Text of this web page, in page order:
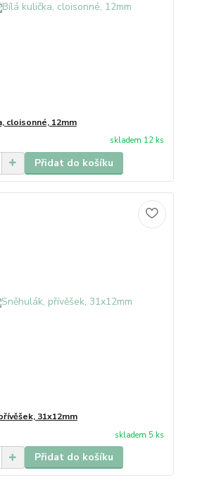
cloisonné, 12mm
skladem 12 ks
Přidat do košíku
31x12mm
skladem 5 ks
Přidat do košíku